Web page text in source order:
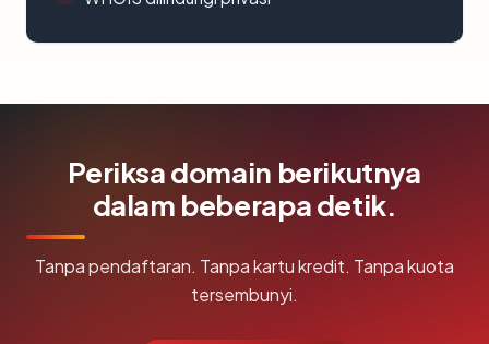
Periksa domain berikutnya
dalam beberapa detik.
Tanpa pendaftaran. Tanpa kartu kredit. Tanpa kuota
tersembunyi.